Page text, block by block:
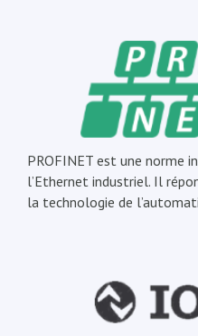
PROFINET est une norme
l’Ethernet industriel. Il
la technologie de